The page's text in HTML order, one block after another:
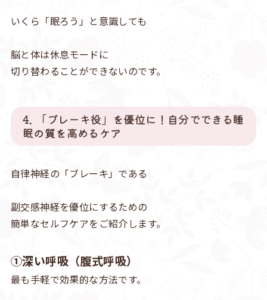
いくら「眠ろう」と意識しても
脳と体は休息モードに
切り替わることができないのです。
4. 「ブレーキ役」を優位に！自分でできる睡
眠の質を高めるケア
自律神経の「ブレーキ」である
副交感神経を優位にするための
簡単なセルフケアをご紹介します。
①深い呼吸（腹式呼吸）
最も手軽で効果的な方法です。